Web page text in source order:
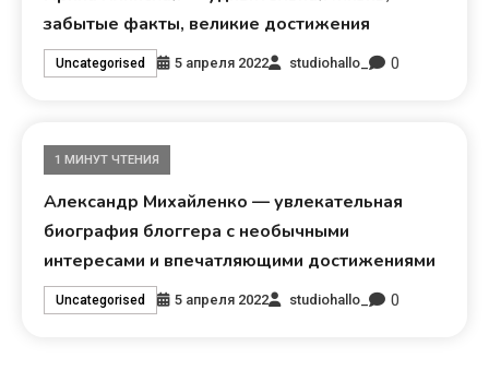
забытые факты, великие достижения
Uncategorised 5 апреля 2022 studiohallo_ 0
1 МИНУТ ЧТЕНИЯ
Александр Михайленко — увлекательная
биография блоггера с необычными
интересами и впечатляющими достижениями
Uncategorised 5 апреля 2022 studiohallo_ 0